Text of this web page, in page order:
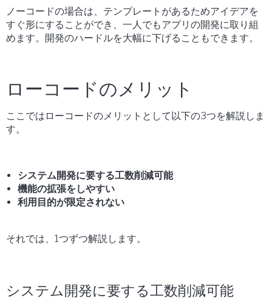
ノーコードの場合は、テンプレートがあるためアイデアを
すぐ形にすることができ、一人でもアプリの開発に取り組
めます。開発のハードルを大幅に下げることもできます。
ローコードのメリット
ここではローコードのメリットとして以下の3つを解説しま
す。
システム開発に要する工数削減可能
機能の拡張をしやすい
利用目的が限定されない
それでは、1つずつ解説します。
システム開発に要する工数削減可能